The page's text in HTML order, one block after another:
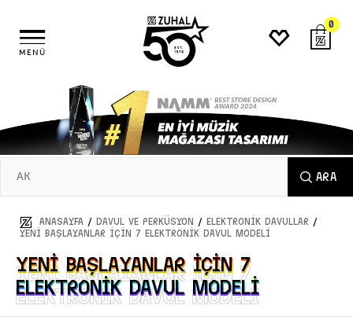
MENÜ
0
ARA
ANASAYFA / DAVUL ve PERKÜSYON / ELEKTRONİK DAVULLAR /
YENİ BAŞLAYANLAR İÇİN 7 ELEKTRONİK DAVUL MODELİ
YENİ BAŞLAYANLAR İÇİN 7
ELEKTRONİK DAVUL MODELİ
YENİ BAŞLAYANLAR İÇİN 7
ELEKTRONİK DAVUL MODELİ